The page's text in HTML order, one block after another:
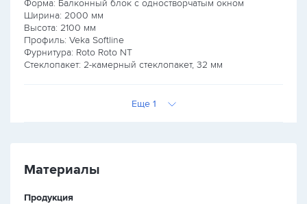
Форма: Балконный блок с одностворчатым окном
Ширина: 2000 мм
Высота: 2100 мм
Профиль: Veka Softline
Фурнитура: Roto Roto NT
Стеклопакет: 2-камерный стеклопакет, 32 мм
Еще 1
Материалы
Продукция